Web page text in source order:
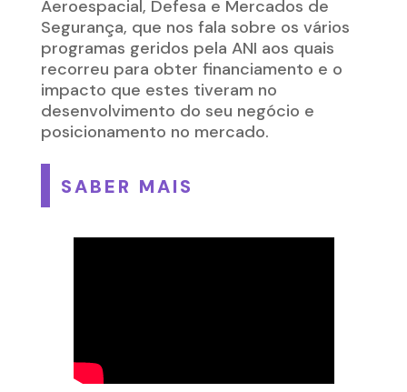
Aeroespacial, Defesa e Mercados de
Segurança, que nos fala sobre os vários
programas geridos pela ANI aos quais
recorreu para obter financiamento e o
impacto que estes tiveram no
desenvolvimento do seu negócio e
posicionamento no mercado.
SABER MAIS